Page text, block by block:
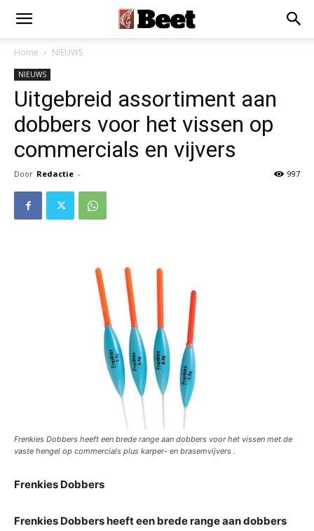
Home NIEUWS
NIEUWS
Uitgebreid assortiment aan
dobbers voor het vissen op
commercials en vijvers
Door Redactie - 997
Frenkies Dobbers heeft een brede range aan dobbers voor het vissen met de
vaste hengel op commercials plus karper- en brasemvijvers .
Frenkies Dobbers
Frenkies Dobbers heeft een brede range aan dobbers